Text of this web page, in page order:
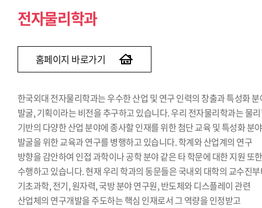
전자물리학과
홈페이지 바로가기
한국외대 전자물리학과는 우수한 산업 및 연구 인력의 창출과 특성화
발굴, 기획이라는 비전을 추구하고 있습니다. 우리 전자물리학과는 물
기반의 다양한 산업 분야에 종사할 인재를 위한 첨단 교육 및 특성화 분
발굴을 위한 교육과 연구를 병행하고 있습니다. 학계와 산업계의 연구
방향을 감안하여 인접 과학이나 공학 분야 같은 타 학문에 대한 지원 또한
수행하고 있습니다. 현재 우리 학과의 동문들은 국내외 대학의 교수진
기초과학, 전기, 원자력, 국방 분야 연구원, 반도체와 디스플레이 관련
산업체의 연구개발을 주도하는 핵심 인재로서 그 역량을 인정받고